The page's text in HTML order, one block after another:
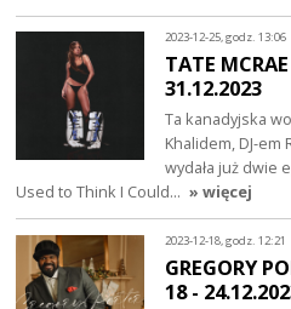
2023-12-25, godz. 13:06
TATE
31.12.2023
Ta kanadyjska
Khalidem, DJ-em
wydała już dwie
Used to Think I Could… » więcej
2023-12-18, godz. 12:21
GREGORY
18 -